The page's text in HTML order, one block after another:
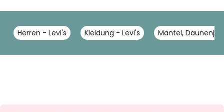
Herren - Levi's Kleidung - Levi's Mantel,